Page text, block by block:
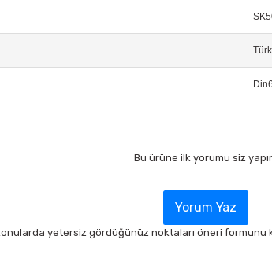
Bu ürüne ilk yorumu siz
Yorum Yaz
yetersiz gördüğünüz noktaları öneri formunu